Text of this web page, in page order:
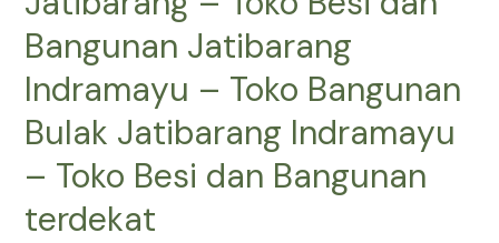
Bangunan
Murah
Terdekat
–
Toko
Besi
dan
Bangunan Jatibarang
Indramayu – Toko Bangunan
Bulak Jatibarang Indramayu
– Toko Besi dan Bangunan
terdekat